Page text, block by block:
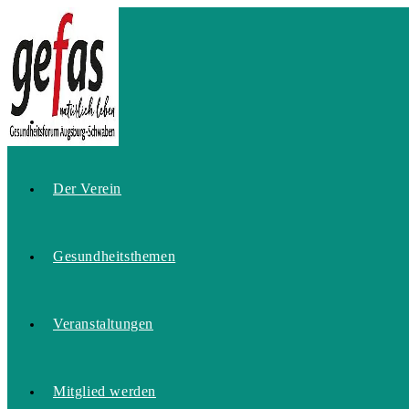
Inhalt
springen
Home
Der Verein
Gesundheitsthemen
Veranstaltungen
Mitglied werden